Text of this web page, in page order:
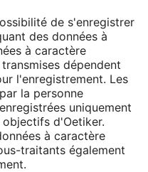
de s'enregistrer
des données à
à caractère
dépendent
l'enregistrement. Les
la personne
uniquement
d'Oetiker.
à caractère
traitants également